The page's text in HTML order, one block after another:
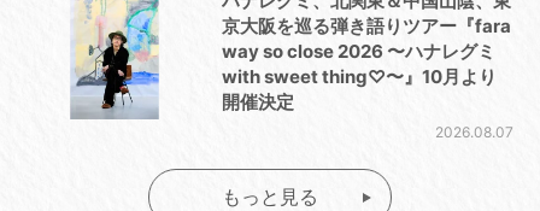
京大阪を巡る弾き語りツアー『fara
way so close 2026 〜ハナレグミ
with sweet thing♡〜』10月より
開催決定
2026.08.07
もっと見る